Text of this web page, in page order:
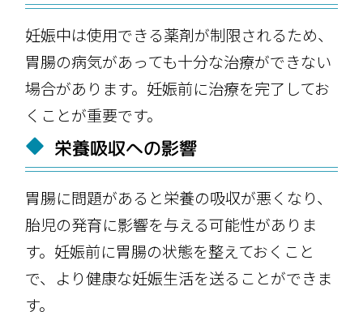
妊娠中は使用できる薬剤が制限されるため、
胃腸の病気があっても十分な治療ができない
場合があります。妊娠前に治療を完了してお
くことが重要です。
栄養吸収への影響
胃腸に問題があると栄養の吸収が悪くなり、
胎児の発育に影響を与える可能性がありま
す。妊娠前に胃腸の状態を整えておくこと
で、より健康な妊娠生活を送ることができま
す。